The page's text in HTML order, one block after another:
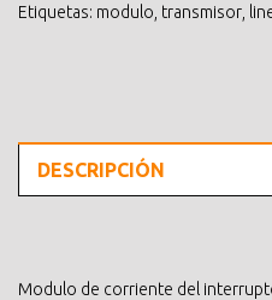
Etiquetas: modulo transmisor
DESCRIPCIÓN
Modulo de corriente del